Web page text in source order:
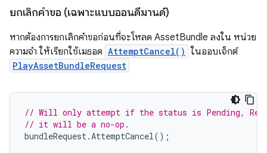
ยกเลิกคำขอ (เฉพาะแบบออนดีมานด์)
หากต้องการยกเลิกคำขอก่อนที่จะโหลด AssetBundle ลงใน หน่วย
ความจำ ให้เรียกใช้เมธอด AttemptCancel() ในออบเจ็กต์
PlayAssetBundleRequest
// Will only attempt if the status is Pending,
// it will be a no-op.
bundleRequest . AttemptCancel ();